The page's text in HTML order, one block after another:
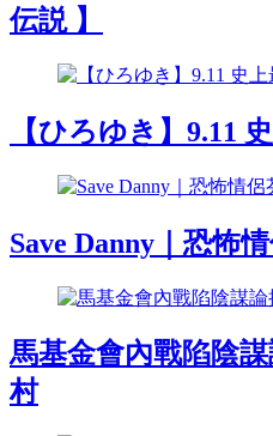
伝説 】
【ひろゆき】9.11
Save Danny｜恐怖
馬基金會內戰陷陰
村